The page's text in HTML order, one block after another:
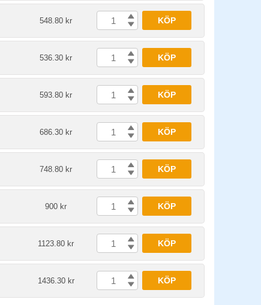
548.80 kr KÖP
536.30 kr KÖP
593.80 kr KÖP
686.30 kr KÖP
748.80 kr KÖP
900 kr KÖP
1123.80 kr KÖP
1436.30 kr KÖP